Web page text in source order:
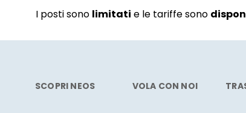
I posti sono limitati e le tariffe sono
SCOPRI NEOS VOLA CON NOI